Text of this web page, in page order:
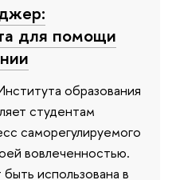
для помощи
образования
студентам
саморегулируемого
вовлеченностью.
использована в